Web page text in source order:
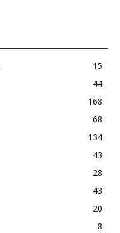
15
44
168
68
134
43
28
43
20
8